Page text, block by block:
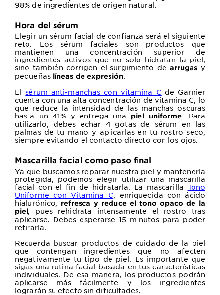
98% de ingredientes de origen natural.
Hora del sérum
Elegir un sérum facial de confianza será el siguiente
reto. Los sérum faciales son productos que
mantienen una concentración superior de
ingredientes activos que no solo hidratan la piel,
sino también corrigen el surgimiento de arrugas y
pequeñas líneas de expresión.
Elsérum anti-manchas con vitamina C de Garnier
cuenta con una alta concentración de vitamina C, lo
que reduce la intensidad de las manchas oscuras
hasta un 41% y entrega una piel uniforme. Para
utilizarlo, debes echar 4 gotas de sérum en las
palmas de tu mano y aplicarlas en tu rostro seco,
siempre evitando el contacto directo con los ojos.
Mascarilla facial como paso final
Ya que buscamos reparar nuestra piel y mantenerla
protegida, podemos elegir utilizar una mascarilla
facial con el fin de hidratarla. La mascarilla Tono
Uniforme con Vitamina C, enriquecida con ácido
hialurónico, refresca y reduce el tono opaco de la
piel, pues rehidrata intensamente el rostro tras
aplicarse. Debes esperarse 15 minutos para poder
retirarla.
Recuerda buscar productos de cuidado de la piel
que contengan ingredientes que no afecten
negativamente tu tipo de piel. Es importante que
sigas una rutina facial basada en tus características
individuales. De esa manera, los productos podrán
aplicarse más fácilmente y los ingredientes
lograrán su efecto sin dificultades.